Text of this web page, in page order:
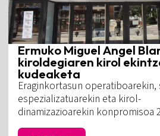
Ermuko Miguel Angel
kiroldegiaren kirol
kudeaketa
Eraginkortasun
espezializatuarekin eta kirol-
dinamizazioarekin konpromisoa